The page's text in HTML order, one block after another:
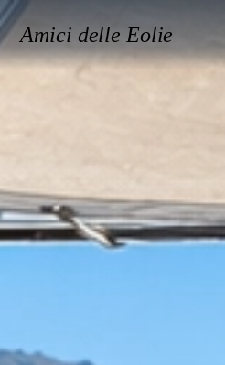
Amici delle Eolie